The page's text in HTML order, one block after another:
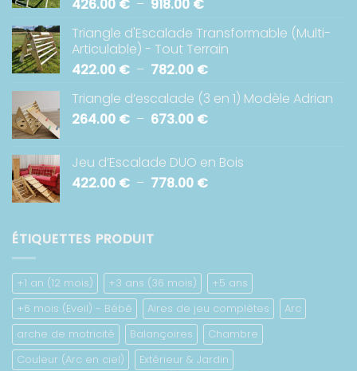
426.00 € – 918.00 €
prix :
426.00 €
à
918.00 €
Triangle d'Escalade Transformable (Multi-
Articulable) - Tout Terrain
422.00 € – 782.00 €Plage
prix :
422.00 €
Triangle d’escalade (3 en 1) Modèle Adrian
264.00 € – 673.00 €Plage
264.00 €
à
Jeu d’Escalade DUO en Bois
422.00 € – 778.00 €Plage
ÉTIQUETTES PRODUIT
+1 an (12 mois) +3 ans (36 mois)
+5 ans
+6 mois (Eveil) - Bébé
Aires de jeu complètes
Arc
arche de motricité
Balançoires
Chambre
Couleur (Arc en ciel)
Extérieur & Jardin